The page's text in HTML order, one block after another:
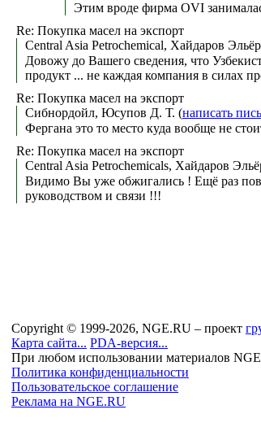
Этим вроде фирма OVI
Re: Покупка масел на экспорт
Central Asia Petrochemical, Хайдаров
Довожу до Вашего сведения, что
продукт ... не каждая компания в силах
Re: Покупка масел на экспорт
Сибнордойл, Юсупов Д. Т. (написать
Фергана это то место куда вообще не
Re: Покупка масел на экспорт
Central Asia Petrochemicals, Хайдаров
Видимо Вы уже обжигались ! Ещё раз
руководством и связи !!!
Copyright © 1999-2026, NGE.RU – проект
Карта сайта... PDA-версия...
При любом использовании материалов
Политика конфиденциальности
Пользовательское соглашение
Реклама на NGE.RU